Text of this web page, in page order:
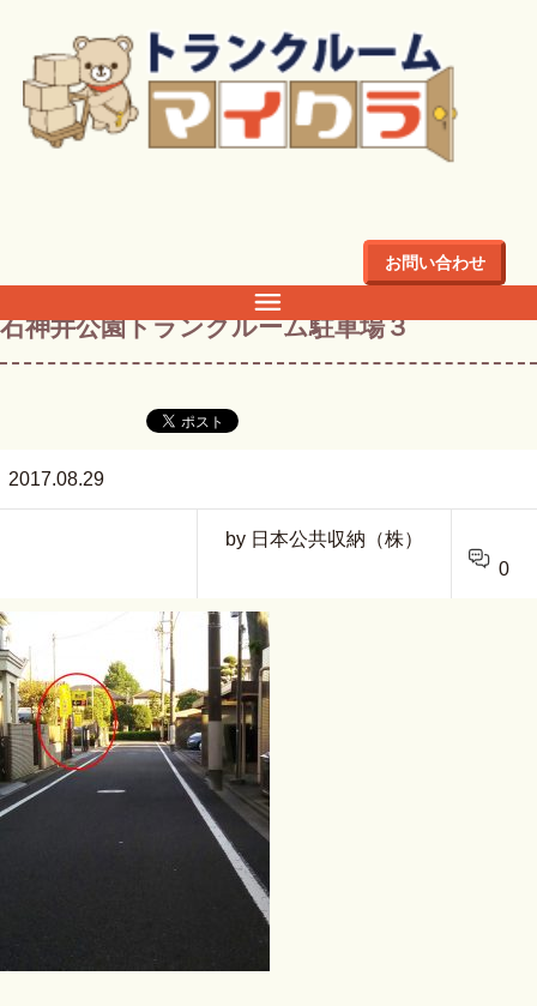
お問い合わせ
石神井公園トランクルーム～近隣駐車場の
石神井公園トランクルーム駐車場３
2017.08.29
by 日本公共収納（株）
0